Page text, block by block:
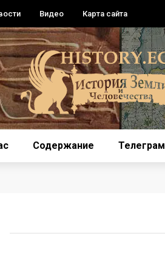
Видео Карта сайта
Содержание Телеграм